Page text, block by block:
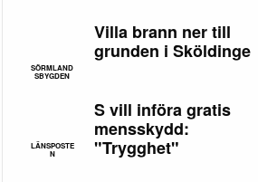
SÖRMLAND
SBYGDEN
Villa brann ner till
grunden i Sköldinge
LÄNSPOSTE
N
S vill införa gratis
mensskydd:
"Trygghet"